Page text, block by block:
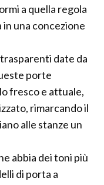
a quella regola
una concezione
date da
porte
fresco e attuale,
rimarcando il
alle stanze un
abbia dei toni più
di porta a